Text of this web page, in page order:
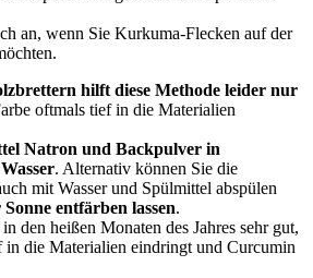
an, wenn Sie Kurkuma-Flecken auf der
hilft diese Methode leider nur
oftmals tief in die Materialien
Natron und Backpulver in
. Alternativ können Sie die
mit Wasser und Spülmittel abspülen
entfärben lassen.
den heißen Monaten des Jahres sehr gut,
die Materialien eindringt und Curcumin